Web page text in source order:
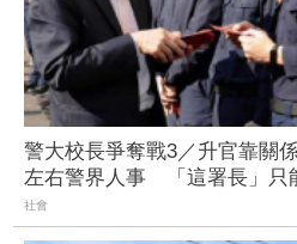
警大校長爭奪戰3／升官靠關
左右警界人事 「這署長」只
新聞網
社會